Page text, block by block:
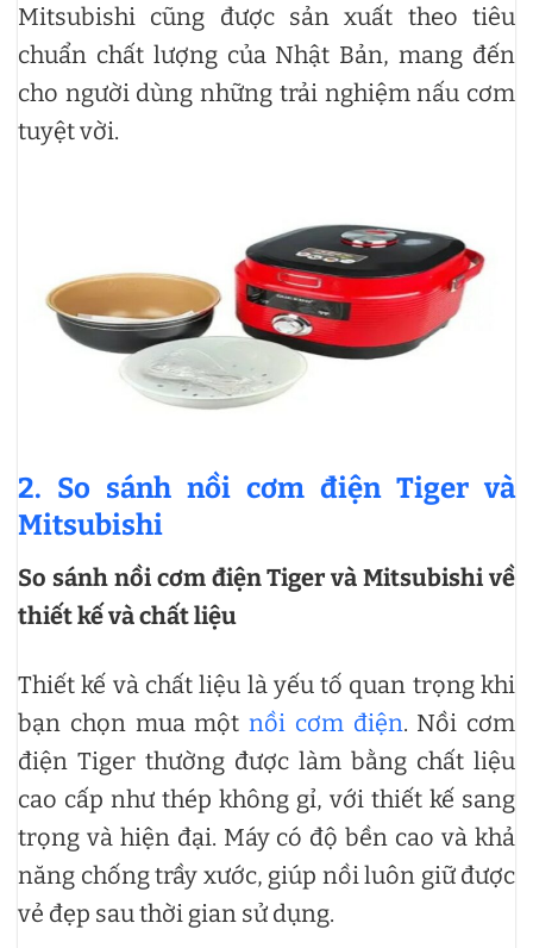
Mitsubishi cũng được sản xuất theo tiêu
chuẩn chất lượng của Nhật Bản, mang đến
cho người dùng những trải nghiệm nấu cơm
tuyệt vời.
2. So sánh nồi cơm điện Tiger và
Mitsubishi
So sánh nồi cơm điện Tiger và Mitsubishi về
thiết kế và chất liệu
Thiết kế và chất liệu là yếu tố quan trọng khi
bạn chọn mua một nồi cơm điện. Nồi cơm
điện Tiger thường được làm bằng chất liệu
cao cấp như thép không gỉ, với thiết kế sang
trọng và hiện đại. Máy có độ bền cao và khả
năng chống trầy xước, giúp nồi luôn giữ được
vẻ đẹp sau thời gian sử dụng.